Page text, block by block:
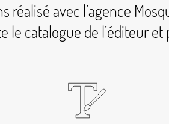
réalisé avec l’agence
le catalogue de l’éditeur